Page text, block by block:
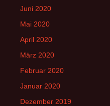
Juni 2020
Mai 2020
April 2020
März 2020
Februar 2020
Januar 2020
Dezember 2019